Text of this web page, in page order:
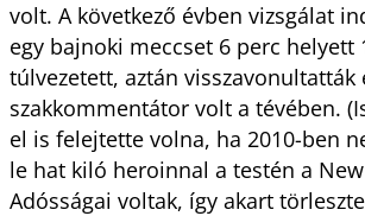
volt. A következő évben vizsgálat
egy bajnoki meccset 6 perc helyett
túlvezetett, aztán visszavonultatták
szakkommentátor volt a tévében.
el is felejtette volna, ha 2010-ben
le hat kiló heroinnal a testén a
Adósságai voltak, így akart